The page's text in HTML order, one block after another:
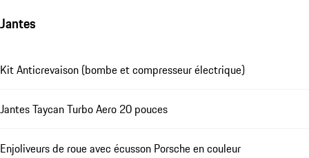
Jantes
Kit Anticrevaison (bombe et compresseur électrique)
Jantes Taycan Turbo Aero 20 pouces
Enjoliveurs de roue avec écusson Porsche en couleur